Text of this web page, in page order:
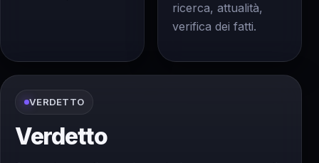
ricerca, attualità,
verifica dei fatti.
VERDETTO
Verdetto